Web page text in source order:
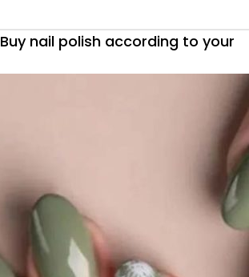
Buy nail polish according to your